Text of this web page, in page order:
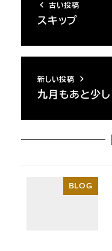
古い投稿
スキップ
新しい投稿
九月もあと少し
BLOG